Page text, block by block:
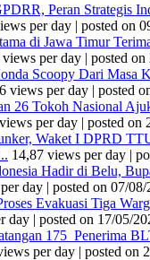
Peran Strategis
per day | posted on
di Jawa Timur
per day | posted
Scoopy Dari Masa
views per day | posted
26 Tokoh Nasional
per day | posted on
Waket I DPRD
14,87 views per day |
Hadir di Belu,
day | posted on 07/08/
Evakuasi Tiga
day | posted on 17/05/
175 Penerima
per day | posted on